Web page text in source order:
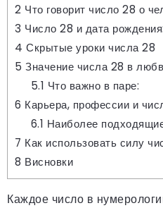
2 Что говорит число 28 о
3 Число 28 и дата
4 Скрытые уроки числа 28
5 Значение числа 28 в
5.1 Что важно в паре:
6 Карьера, профессии и
6.1 Наиболее
7 Как использовать силу
8 Висновки
Каждое число в